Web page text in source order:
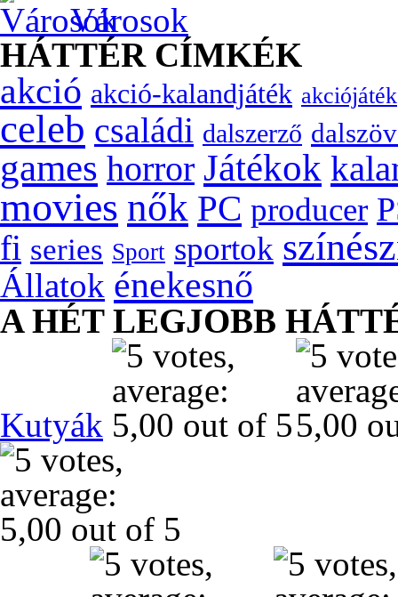
Városok
HÁTTÉR CÍMKÉK
akció akció-kalandjáték akciójáték
celeb családi dalszerző
games horror Játékok
movies nők PC producer
fi series Sport sportok
Állatok énekesnő
A HÉT LEGJOBB
Kutyák